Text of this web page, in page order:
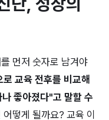
먼저 숫자로 남겨야
교육 전후를 비교해
좋아졌다"고 말할 수
떻게 될까요? 교육 이